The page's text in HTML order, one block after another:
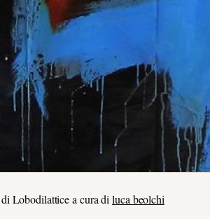
Lobodilattice a cura diluca beolchi